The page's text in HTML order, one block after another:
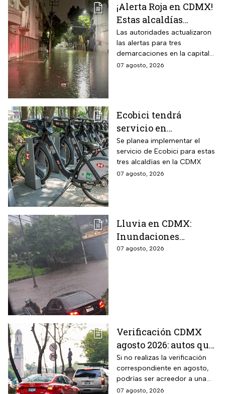
¡Alerta Roja en CDMX!
Estas alcaldías
registran lluvias
intensas e
inundaciones este
viernes 7 de agosto
Las autoridades actualizaron
las alertas para tres
demarcaciones en la capital
del país por las intensas
07 agosto, 2026
Ecobici tendrá
servicio en
Iztapalapa, Tlalpan e
Iztacalco; preparan
nuevas estaciones
Se planea implementar el
servicio de Ecobici para estas
tres alcaldías en la CDMX
07 agosto, 2026
Lluvia en CDMX:
Inundaciones
colapsan Periférico
07 agosto, 2026
Verificación CDMX
agosto 2026: autos que
deben hacer el
trámite y posibles
multas
Si no realizas la verificación
correspondiente en agosto,
podrías ser acreedor a una
sanción económica
07 agosto, 2026